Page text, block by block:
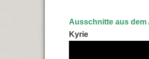
Ausschnitte aus
Kyrie